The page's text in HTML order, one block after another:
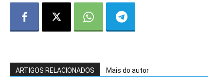
ARTIGOS RELACIONADOS Mais do autor